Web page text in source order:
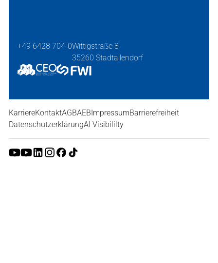
+49 6428 704-0Wittigstraße 8
35260 Stadtallendorf
KarriereKontaktAGBAEBImpressumBarrierefreiheit
DatenschutzerklärungAI Visibililty